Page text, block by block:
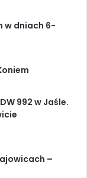
w dniach 6-
992 w Jaśle.
–